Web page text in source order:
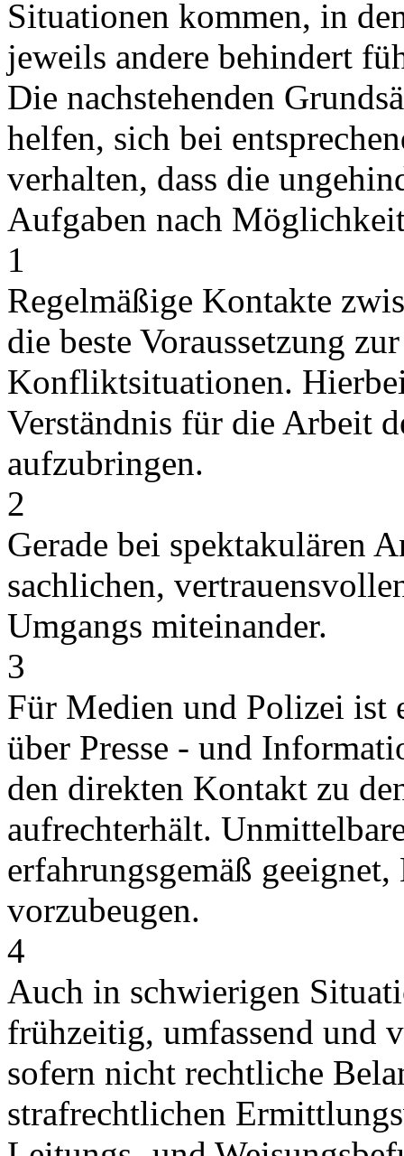
Situationen kommen, in
jeweils andere behindert
Die nachstehenden
helfen, sich bei
verhalten, dass die
Aufgaben nach
1
Regelmäßige Kontakte
die beste Voraussetzung
Konfliktsituationen.
Verständnis für die Arbeit
aufzubringen.
2
Gerade bei spektakulären
sachlichen,
Umgangs miteinander.
3
Für Medien und Polizei ist
über Presse - und
den direkten Kontakt zu
aufrechterhält.
erfahrungsgemäß
vorzubeugen.
4
Auch in schwierigen
frühzeitig, umfassend und
sofern nicht rechtliche
strafrechtlichen